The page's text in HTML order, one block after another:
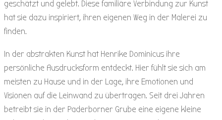
geschätzt und gelebt. Diese familiäre Verbindung zur Kunst
hat sie dazu inspiriert, ihren eigenen Weg in der Malerei zu
finden.
In der abstrakten Kunst hat Henrike Dominicus ihre
persönliche Ausdrucksform entdeckt. Hier fühlt sie sich am
meisten zu Hause und in der Lage, ihre Emotionen und
Visionen auf die Leinwand zu übertragen. Seit drei Jahren
betreibt sie in der Paderborner Grube eine eigene kleine